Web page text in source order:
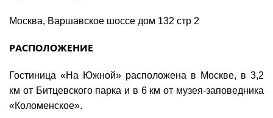
Москва, Варшавское шоссе дом 132 стр 2
РАСПОЛОЖЕНИЕ
Гостиница «На Южной» расположена в Москве, в 3,2
км от Битцевского парка и в 6 км от музея-заповедника
«Коломенское».